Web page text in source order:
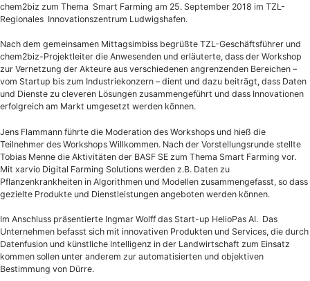
chem2biz zum Thema Smart Farming am 25. September 2018 im TZL-
Regionales Innovationszentrum Ludwigshafen.
Nach dem gemeinsamen Mittagsimbiss begrüßte TZL-Geschäftsführer und
chem2biz-Projektleiter die Anwesenden und erläuterte, dass der Workshop
zur Vernetzung der Akteure aus verschiedenen angrenzenden Bereichen –
vom Startup bis zum Industriekonzern – dient und dazu beiträgt, dass Daten
und Dienste zu cleveren Lösungen zusammengeführt und dass Innovationen
erfolgreich am Markt umgesetzt werden können.
Jens Flammann führte die Moderation des Workshops und hieß die
Teilnehmer des Workshops Willkommen. Nach der Vorstellungsrunde stellte
Tobias Menne die Aktivitäten der BASF SE zum Thema Smart Farming vor.
Mit xarvio Digital Farming Solutions werden z.B. Daten zu
Pflanzenkrankheiten in Algorithmen und Modellen zusammengefasst, so dass
gezielte Produkte und Dienstleistungen angeboten werden können.
Im Anschluss präsentierte Ingmar Wolff das Start-up HelioPas AI. Das
Unternehmen befasst sich mit innovativen Produkten und Services, die durch
Datenfusion und künstliche Intelligenz in der Landwirtschaft zum Einsatz
kommen sollen unter anderem zur automatisierten und objektiven
Bestimmung von Dürre.